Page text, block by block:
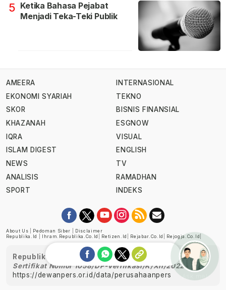
5 Ketika Bahasa Pejabat
Menjadi Teka-Teki Publik
AMEERA
EKONOMI SYARIAH
SKOR
KHAZANAH
IQRA
ISLAM DIGEST
NEWS
ANALISIS
SPORT
INTERNASIONAL
TEKNO
BISNIS FINANSIAL
ESGNOW
VISUAL
ENGLISH
TV
RAMADHAN
INDEKS
About Us Pedoman Siber
Disclaimer
Republika.id
Ihram.republika.co.id Retizen.id Rejabar.co.id Rejogja.co.id
Republika telah diverifikasi oleh Dewan Pers
Sertifikat Nomor 1058/DP-Verifikasi/K/XII/2022
https://dewanpers.or.id/data/perusahaanpers
Ask me!